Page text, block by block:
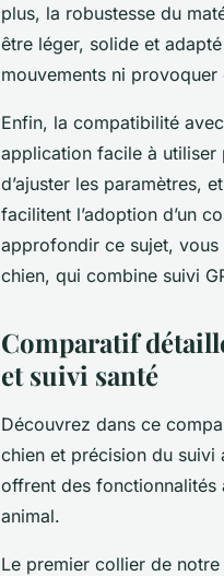
plus, la robustesse du
être léger, solide et
mouvements ni provoquer
Enfin, la compatibilité
application facile à utiliser
d’ajuster les paramètres,
facilitent l’adoption d’un
approfondir ce sujet,
chien, qui combine suivi
Comparatif
et suivi santé
Découvrez dans ce
chien et précision du suivi
offrent des
animal.
Le premier collier de